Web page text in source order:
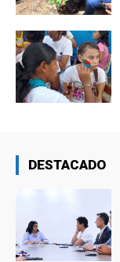
DESTACADO